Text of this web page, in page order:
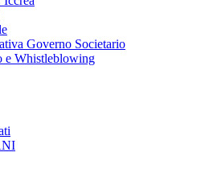
Governo Societario
e Whistleblowing